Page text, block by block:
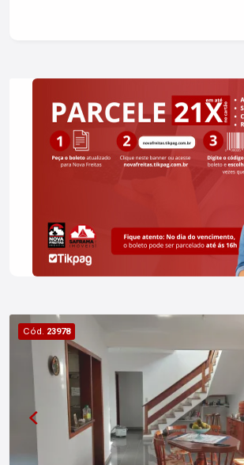
gourmet com churrasqueira e
Garagem coberta para 2 carros Quintal
Aquecimento solar da água
dos Campos - um condomínio
reconhecimento facial Área verde com trilha para
caminhada Quadras poliesportivas Academia ao
ar livre Pista para bicicross Salão de festas
Topografia extremamente plana Vista para a Serra
Imobiliária Nova Freitas, seu sonho
Cód. 23978